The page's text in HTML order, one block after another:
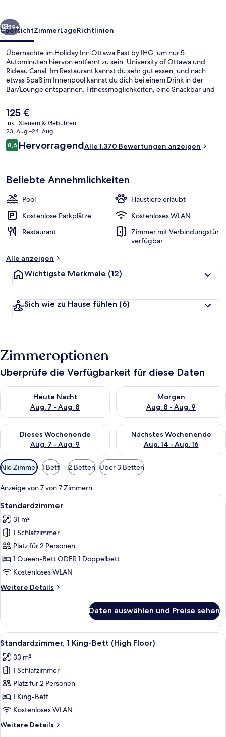
Weiter
59+
ÜbersichtZimmerLageRichtlinien
Übernachte im Holiday Inn Ottawa East by IHG, um nur 5
Autominuten hiervon entfernt zu sein: University of Ottawa und
Rideau Canal. Im Restaurant kannst du sehr gut essen, und nach
etwas Spaß im Innenpool kannst du dich bei einem Drink in der
Bar/Lounge entspannen. Fitnessmöglichkeiten, eine Snackbar und
gefallen das hilfsbereite Personal und die Lage sehr gut. Die
Unterkunft ist nur einen kurzen Fußmarsch von den öffentlichen
Verkehrsmitteln entfernt: Zur U-Bahn läuft man 5 Minuten (St-
Laurent Station) bzw. 11 Minuten (Cyrville Station).
Der
aktuelle
Preis
beträgt
125 €.
125 €
inkl. Steuern & Gebühren
23. Aug.–24. Aug.
Bewertungen
8,68,6 von 10.
HervorragendAlle 1.370 Bewertungen anzeigen
Beliebte Annehmlichkeiten
Pool
Haustiere erlaubt
Kostenlose Parkplätze
Kostenloses WLAN
Restaurant
Zimmer mit Verbindungstür
verfügbar
Alle anzeigen
Wichtigste Merkmale (12)
Sich wie zu Hause fühlen (6)
Zimmeroptionen
Überprüfe die Verfügbarkeit für diese Daten
Heute Nacht
Aug. 7 - Aug. 8
Überprüfe die Verfügbarkeit für heute Nacht, Aug. 7 - Aug. 8.
Morgen
Aug. 8 - Aug. 9
Überprüfe die Verfügbarkeit
Dieses Wochenende
Aug. 7 - Aug. 9
Überprüfe die Verfügbarkeit für dieses Wochenende, Aug. 7
Nächstes Wochenende
Aug. 14 - Aug. 16
Überprüfe die Verfügbarkeit
Verfügbare
Filter
für
Zimmer
Alle Zimmer 1 Bett 2 Betten Über 3 Betten
Anzeige von 7 von 7 Zimmern
Alle
Fotos
für
Standardzimmer
anzeigen
Ein Hotelzimmer mit einem großen
7
Standardzimmer
31 m²
1 Schlafzimmer
Platz für 2 Personen
1 Queen-Bett ODER 1 Doppelbett
Kostenloses WLAN
Weitere Details
Weitere
Daten auswählen und Preise sehen
Alle
Fotos
für
Standardzimmer,
1 King-
Bett
(High
anzeigen
Ein Hotelzimmer mit einem großen
5
Standardzimmer, 1 King-Bett (High Floor)
33 m²
1 Schlafzimmer
Platz für 2 Personen
1 King-Bett
Kostenloses WLAN
Weitere Details
Weitere